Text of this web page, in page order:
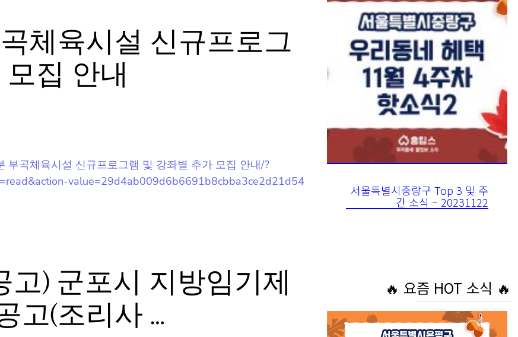
체육시설 신규프로그
집 안내
곡체육시설 신규프로그램 및 강좌별 추가 모집 안내/?
고) 군포시 지방임기제
고(조리사 …
간 소식 – 20231122
뉴스레터는 언제 오나요?
팁스가 뭔가요? 🙄